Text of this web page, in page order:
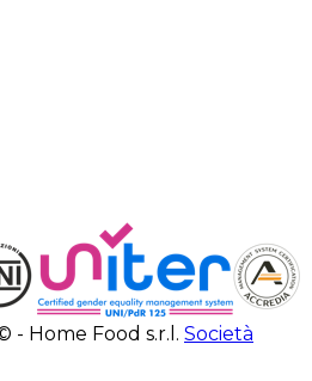
- Home Food s.r.l. Società